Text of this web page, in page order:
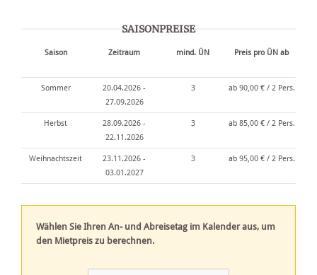
SAISONPREISE
Saison Zeitraum mind. ÜN Preis pro ÜN ab
Sommer
20.04.2026 -
27.09.2026
3 ab 90,00 €/ 2 Pers.
Herbst
28.09.2026 -
22.11.2026
3 ab 85,00 €/ 2 Pers.
Weihnachtszeit
23.11.2026 -
03.01.2027
3 ab 95,00 €/ 2 Pers.
Wählen Sie Ihren An- und Abreisetag im Kalender aus, um
den Mietpreis zu berechnen.